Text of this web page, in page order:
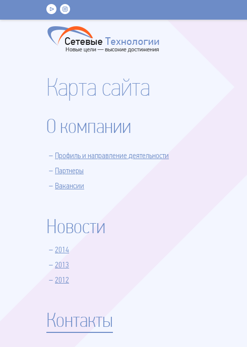
Карта сайта
О компании
Профиль и направление деятельности
Партнеры
Вакансии
Новости
2014
2013
2012
Контакты